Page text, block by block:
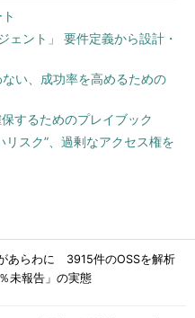
ェント」 要件定義から設計・
い、成功率を高めるための
するためのプレイブック
スク”、過剰なアクセス権を
あらわに 3915件のOSSを解析
未報告」の実態